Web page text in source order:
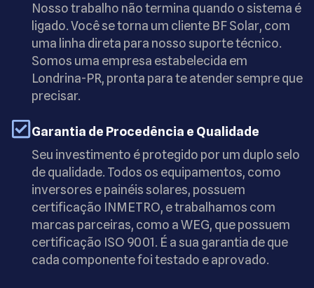
Nosso trabalho não termina quando o sistema é
ligado. Você se torna um cliente BF Solar, com
uma linha direta para nosso suporte técnico.
Somos uma empresa estabelecida em
Londrina-PR, pronta para te atender sempre que
precisar.
Garantia de Procedência e Qualidade
Seu investimento é protegido por um duplo selo
de qualidade. Todos os equipamentos, como
inversores e painéis solares, possuem
certificação INMETRO, e trabalhamos com
marcas parceiras, como a WEG, que possuem
certificação ISO 9001. É a sua garantia de que
cada componente foi testado e aprovado.